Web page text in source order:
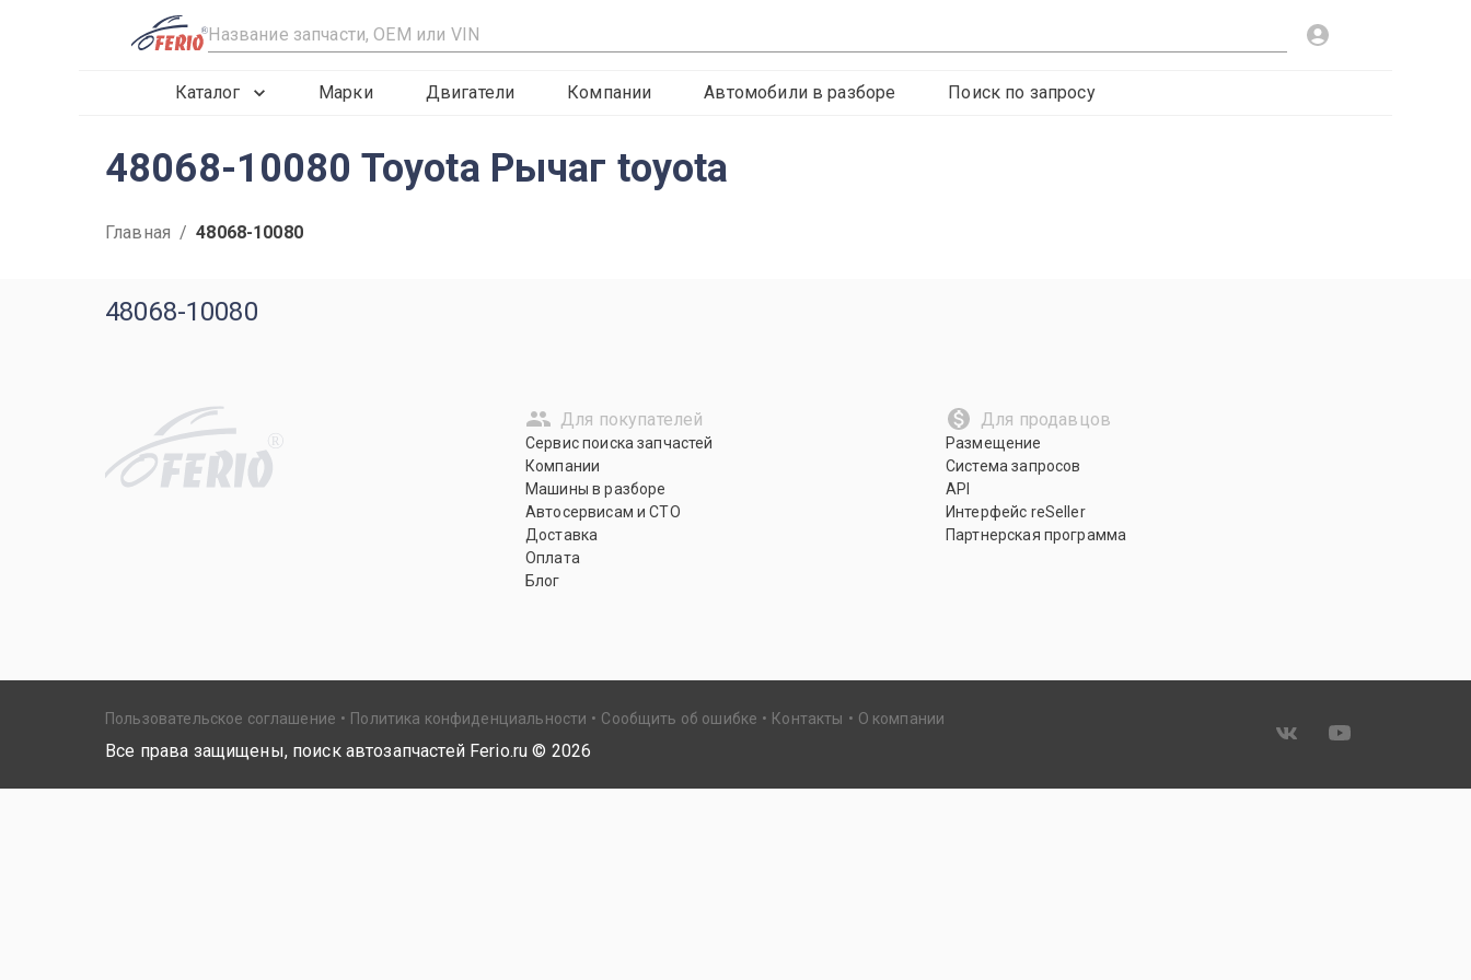
R
Каталог Марки Двигатели Компании Автомобили в разборе Поиск по запросу
48068-10080 Toyota Рычаг toyota
Главная / 48068-10080
48068-10080
R
Для покупателей
Сервис поиска запчастей
Компании
Машины в разборе
Автосервисам и СТО
Доставка
Оплата
Блог
Для продавцов
Размещение
Система запросов
API
Интерфейс reSeller
Партнерская программа
Пользовательское соглашение Политика конфиденциальности Сообщить об ошибке Контакты О компании
Все права защищены, поиск автозапчастей Ferio.ru © 2026